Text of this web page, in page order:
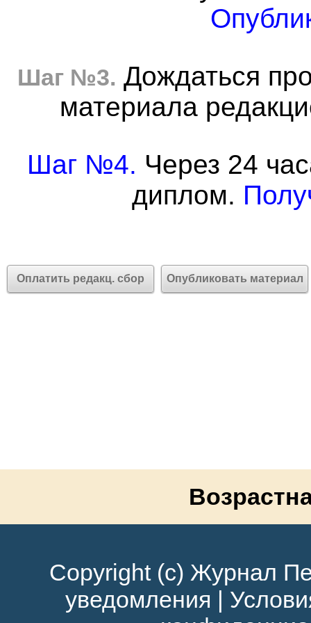
Шаг №3. Дождаться
материала
Шаг №4. Через 24
диплом.
Оплатить редакц. сбор Опубликовать материал
Copyright (c) Журнал
уведомления |